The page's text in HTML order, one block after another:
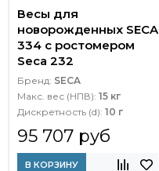
Весы для
новорожденных SECA
334 с ростомером
Seca 232
Бренд: SECA
Макс. вес (НПВ): 15 кг
Дискретность (d): 10 г
95 707 руб
В КОРЗИНУ